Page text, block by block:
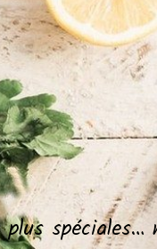
spéciales…